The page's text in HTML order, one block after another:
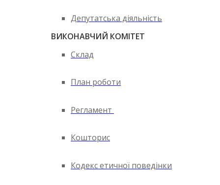
Депутатська діяльність
ВИКОНАВЧИЙ КОМІТЕТ
Склад
План роботи
Регламент
Кошторис
Кодекс етичної поведінки